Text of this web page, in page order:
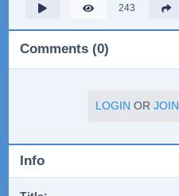
243
Comments (0)
LOGIN OR JOIN
Info